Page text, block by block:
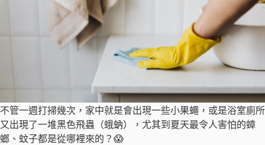
不管一週打掃幾次，家中就是會出現一些小果蠅，或是浴室廁所
又出現了一堆黑色飛蟲（蛾蚋），尤其到夏天最令人害怕的蟑
螂、蚊子都是從哪裡來的？😱